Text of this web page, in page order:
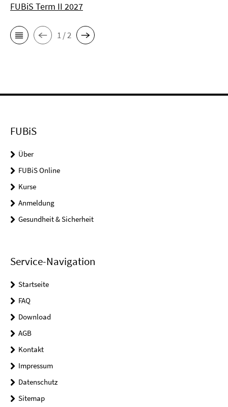
FUBiS Term II 2027
1 / 2
FUBiS
Über
FUBiS Online
Kurse
Anmeldung
Gesundheit & Sicherheit
Service-Navigation
Startseite
FAQ
Download
AGB
Kontakt
Impressum
Datenschutz
Sitemap